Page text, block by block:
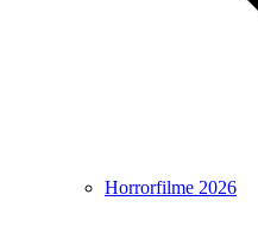
Horrorfilme 2026